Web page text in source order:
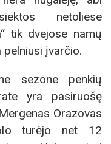
netoliese
tik dvejose namų
įvarčio.
sezone penkių
yra pasiruošę
Orazovas
turėjo net 12